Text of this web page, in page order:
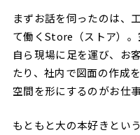
まずお話を伺ったのは、
て働くStore（ストア）。
自ら現場に足を運び、お
たり、社内で図面の作成
空間を形にするのがお仕事
もともと大の本好きとい